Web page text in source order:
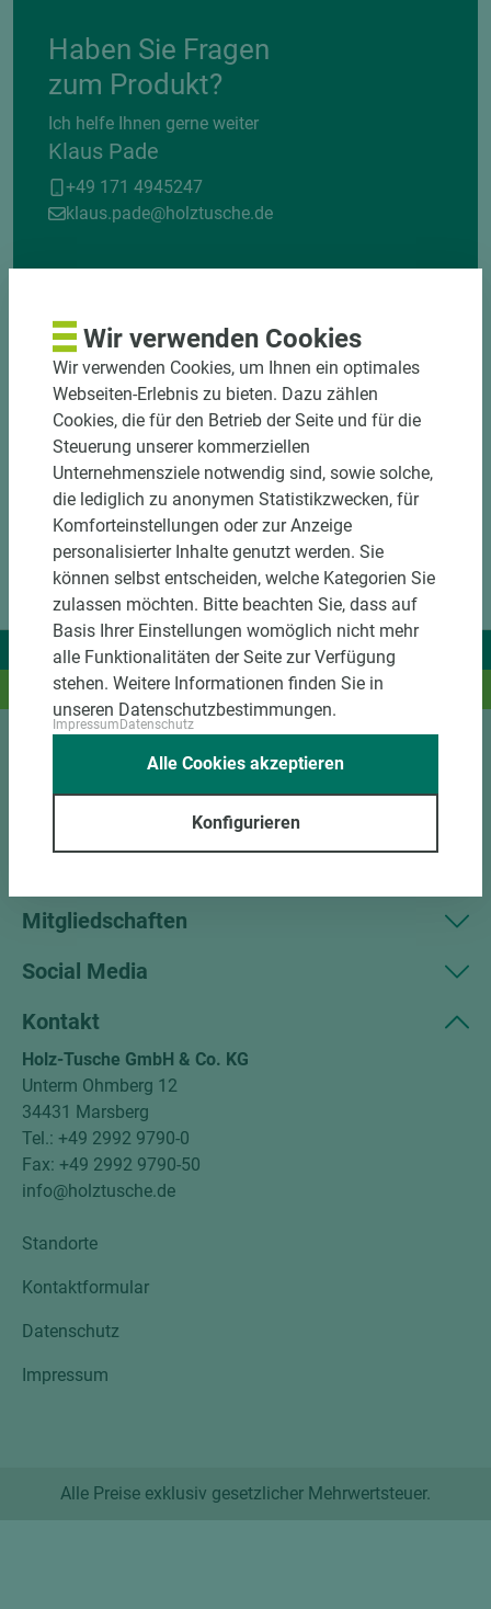
Haben Sie Fragen
zum Produkt?
Ich helfe Ihnen gerne weiter
Klaus Pade
+49 171 4945247
klaus.pade@holztusche.de
Wir liefern Ideen.
Und das passende Holz dazu.
Mitgliedschaften
Social Media
Kontakt
Holz-Tusche GmbH & Co. KG
Unterm Ohmberg 12
34431 Marsberg
Tel.: +49 2992 9790-0
Fax: +49 2992 9790-50
info@holztusche.de
Standorte
Kontaktformular
Datenschutz
Impressum
Alle Preise exklusiv gesetzlicher Mehrwertsteuer.
Wir verwenden Cookies
Wir verwenden Cookies, um Ihnen ein optimales
Webseiten-Erlebnis zu bieten. Dazu zählen
Cookies, die für den Betrieb der Seite und für die
Steuerung unserer kommerziellen
Unternehmensziele notwendig sind, sowie solche,
die lediglich zu anonymen Statistikzwecken, für
Komforteinstellungen oder zur Anzeige
personalisierter Inhalte genutzt werden. Sie
können selbst entscheiden, welche Kategorien Sie
zulassen möchten. Bitte beachten Sie, dass auf
Basis Ihrer Einstellungen womöglich nicht mehr
alle Funktionalitäten der Seite zur Verfügung
stehen. Weitere Informationen finden Sie in
unseren Datenschutzbestimmungen.
Impressum Datenschutz
Konfigurieren
Alle Cookies akzeptieren